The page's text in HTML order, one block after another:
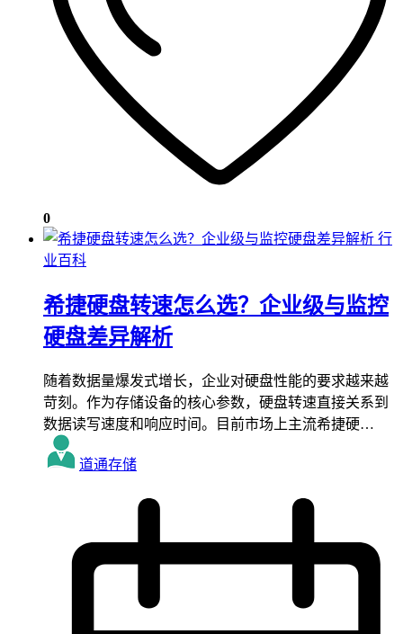
0
行
业百科
希捷硬盘转速怎么选？企业级与监控
硬盘差异解析
随着数据量爆发式增长，企业对硬盘性能的要求越来越
苛刻。作为存储设备的核心参数，硬盘转速直接关系到
数据读写速度和响应时间。目前市场上主流希捷硬…
道通存储